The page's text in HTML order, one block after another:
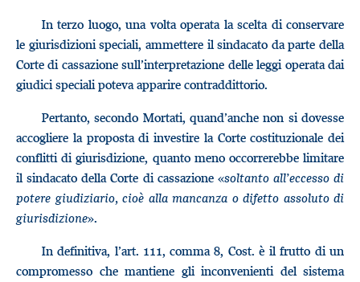
In terzo luogo, una volta operata la scelta di conservare
le giurisdizioni speciali, ammettere il sindacato da parte della
Corte di cassazione sull’interpretazione delle leggi operata dai
giudici speciali poteva apparire contraddittorio.
Pertanto, secondo Mortati, quand’anche non si dovesse
accogliere la proposta di investire la Corte costituzionale dei
conflitti di giurisdizione, quanto meno occorrerebbe limitare
il sindacato della Corte di cassazione «soltanto all’eccesso di
potere giudiziario, cioè alla mancanza o difetto assoluto di
giurisdizione».
In definitiva, l’art. 111, comma 8, Cost. è il frutto di un
compromesso che mantiene gli inconvenienti del sistema